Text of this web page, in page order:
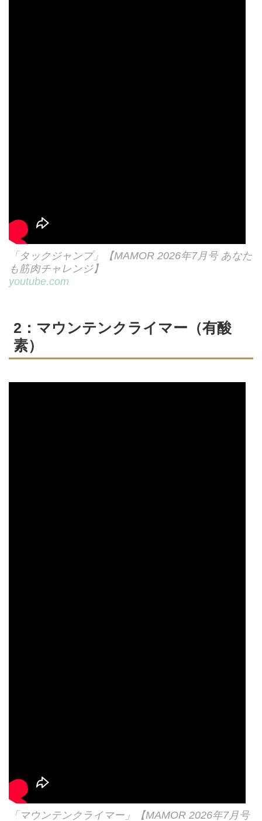
「タックジャンプ」【MAMOR 2026年7月号 あなた
も筋肉チャレンジ】
youtube.com
2：マウンテンクライマー（有酸
素）
「マウンテンクライマー」【MAMOR 2026年7月号